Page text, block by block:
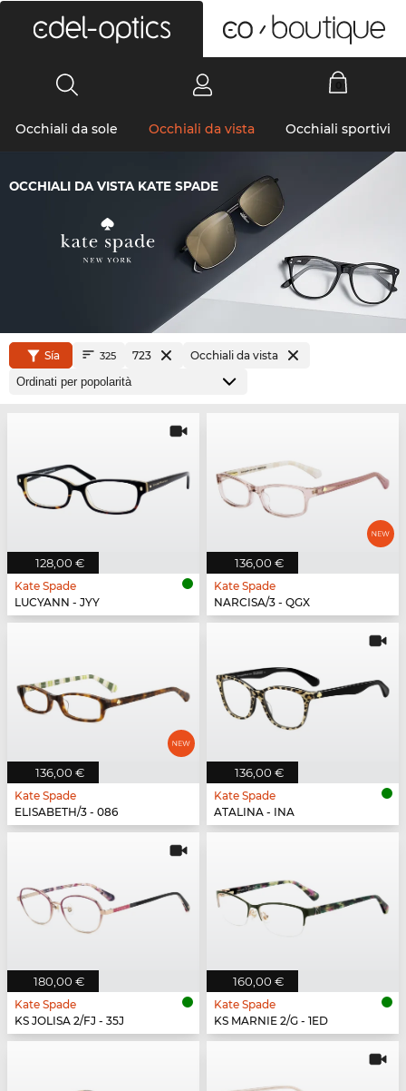
Occhiali da sole Occhiali da vista Occhiali sportivi
OCCHIALI DA VISTA KATE SPADE
Sía 325 723 Occhiali da vista
128,00 €
Kate Spade
LUCYANN - JYY
136,00 €
Kate Spade
NARCISA/3 - QGX
136,00 €
Kate Spade
ELISABETH/3 - 086
136,00 €
Kate Spade
ATALINA - INA
180,00 €
Kate Spade
KS JOLISA 2/FJ - 35J
160,00 €
Kate Spade
KS MARNIE 2/G - 1ED